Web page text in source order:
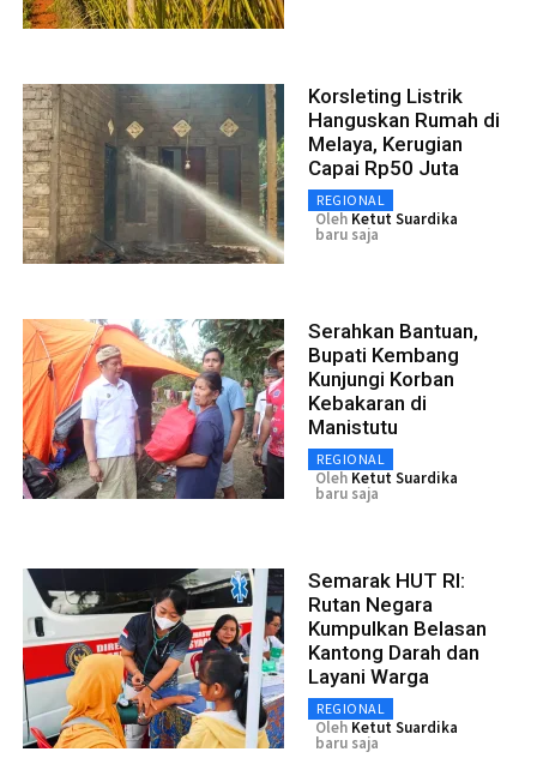
Korsleting Listrik
Hanguskan Rumah di
Melaya, Kerugian
Capai Rp50 Juta
REGIONAL
Oleh Ketut Suardika
baru saja
Serahkan Bantuan,
Bupati Kembang
Kunjungi Korban
Kebakaran di
Manistutu
REGIONAL
Oleh Ketut Suardika
baru saja
Semarak HUT RI:
Rutan Negara
Kumpulkan Belasan
Kantong Darah dan
Layani Warga
REGIONAL
Oleh Ketut Suardika
baru saja